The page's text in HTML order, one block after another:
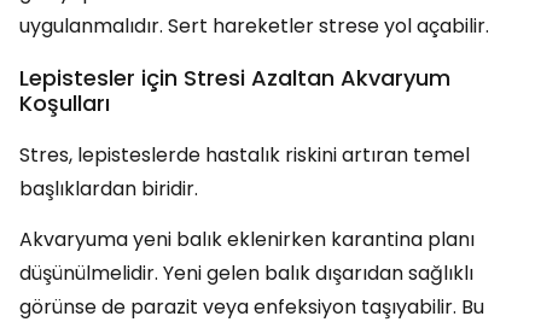
uygulanmalıdır. Sert hareketler strese yol açabilir.
Lepistesler için Stresi Azaltan Akvaryum
Koşulları
Stres, lepisteslerde hastalık riskini artıran temel
başlıklardan biridir.
Akvaryuma yeni balık eklenirken karantina planı
düşünülmelidir. Yeni gelen balık dışarıdan sağlıklı
görünse de parazit veya enfeksiyon taşıyabilir. Bu